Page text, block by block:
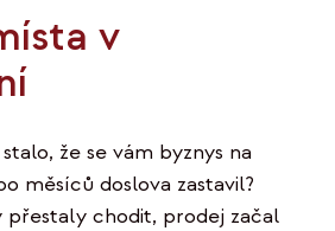
v
že se vám byznys na
měsíců doslova zastavil?
přestaly chodit, prodej začal